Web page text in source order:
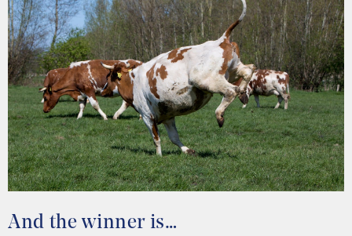
And the winner is…